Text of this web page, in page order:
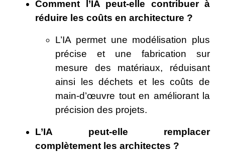
Comment l’IA peut-elle contribuer à
réduire les coûts en architecture ?
L’IA permet une modélisation plus
précise et une fabrication sur
mesure des matériaux, réduisant
ainsi les déchets et les coûts de
main-d’œuvre tout en améliorant la
précision des projets.
L’IA peut-elle remplacer
complètement les architectes ?